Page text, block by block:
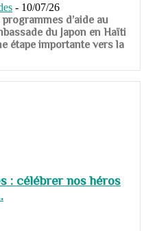
- 10/07/26
d’aide au
du Japon en Haïti
étape importante vers la
: célébrer nos héros